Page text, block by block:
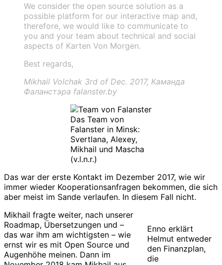
We consider the open source solution as a
possible platform for our interactive map and,
therefore, we would like to communicate to
you and your team about technical and social
aspects of Karten Von Morgen.
Best regards,
Mikhail Volchak 3rd of Dec. 2017, Каманда
Фаланстэра falanster.by
Das Team von
Falanster in Minsk:
Svertlana, Alexey,
Mikhail und Mascha
(v.l.n.r.)
Das war der erste Kontakt im Dezember 2017, wie wir
immer wieder Kooperationsanfragen bekommen, die sich
aber meist im Sande verlaufen. In diesem Fall nicht.
Enno erklärt
Helmut entweder
den Finanzplan,
die
Mikhail fragte weiter, nach unserer
Roadmap, Übersetzungen und –
das war ihm am wichtigsten – wie
ernst wir es mit Open Source und
Augenhöhe meinen. Dann im